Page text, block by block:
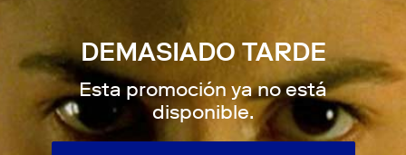
DEMASIADO TARDE
Esta promoción ya no está
disponible.